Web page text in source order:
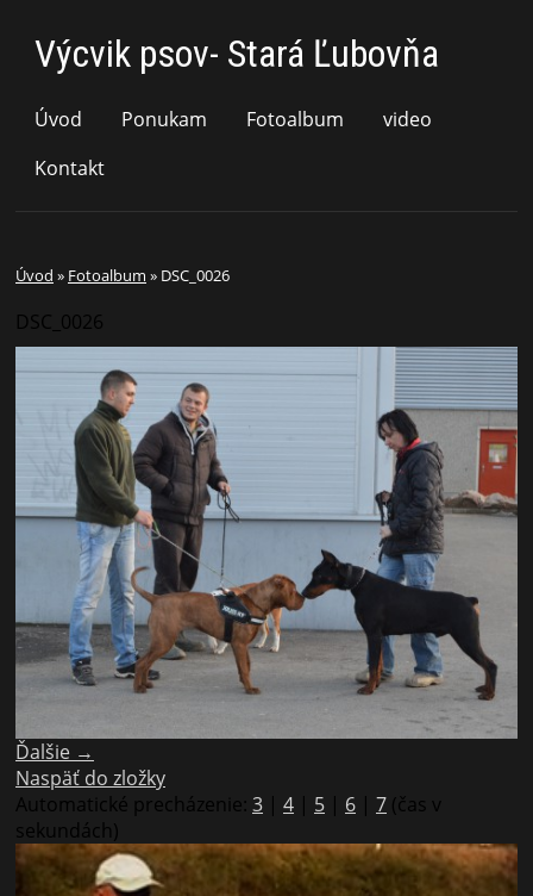
Výcvik psov- Stará Ľubovňa
Úvod Ponukam Fotoalbum
video
Kontakt
Úvod » Fotoalbum » DSC_0026
DSC_0026
Ďalšie →
Naspäť do zložky
Automatické precházenie: 3 | 4 | 5 | 6 | 7 (čas v
sekundách)